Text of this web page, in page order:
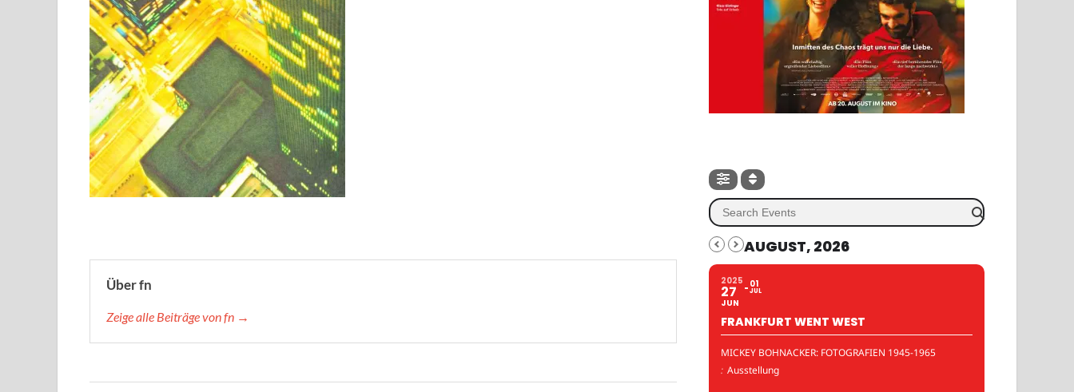
Über fn
Zeige alle Beiträge von fn →
AUGUST, 2026
2025
27
JUN
01
JUL
FRANKFURT WENT WEST
MICKEY BOHNACKER: FOTOGRAFIEN 1945-1965
: Ausstellung